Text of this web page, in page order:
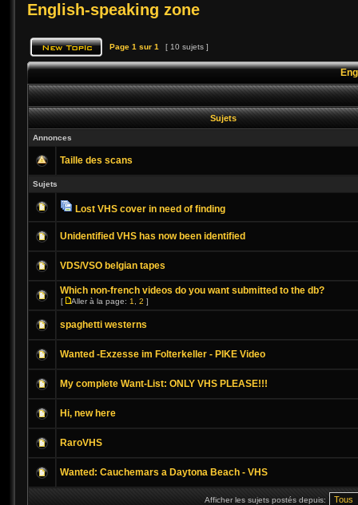
English-speaking zone
Page 1 sur 1 [ 10 sujets ]
Sujets
Annonces
Taille des scans
Sujets
Lost VHS cover in need of finding
Unidentified VHS has now been identified
VDS/VSO belgian tapes
Which non-french videos do you want submitted to the db?
[ Aller à la page: 1 2 ]
spaghetti westerns
Wanted -Exzesse im Folterkeller - PIKE Video
My complete Want-List: ONLY VHS PLEASE!!!
Hi, new here
RaroVHS
Wanted: Cauchemars a Daytona Beach - VHS
Afficher les sujets postés depuis: